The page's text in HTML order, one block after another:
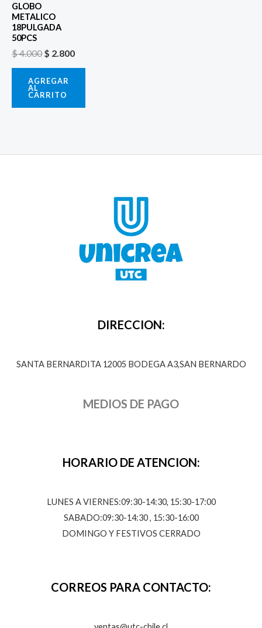
GLOBO
METALICO
18PULGADA
50PCS
$4.000 $ 2.800
AGREGAR
AL
CARRITO
DIRECCION:
SANTA BERNARDITA 12005 BODEGA A3,SAN BERNARDO
MEDIOS DE PAGO
HORARIO DE ATENCION:
LUNES A VIERNES:09:30-14:30, 15:30-17:00
SABADO:09:30-14:30 , 15:30-16:00
DOMINGO Y FESTIVOS CERRADO
CORREOS PARA CONTACTO: